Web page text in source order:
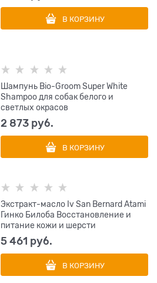
В КОРЗИНУ
Шампунь Bio-Groom Super White
Shampoo для собак белого и
светлых окрасов
2 873 руб.
В КОРЗИНУ
Экстракт-масло Iv San Bernard Atami
Гинко Билоба Восстановление и
питание кожи и шерсти
5 461 руб.
В КОРЗИНУ